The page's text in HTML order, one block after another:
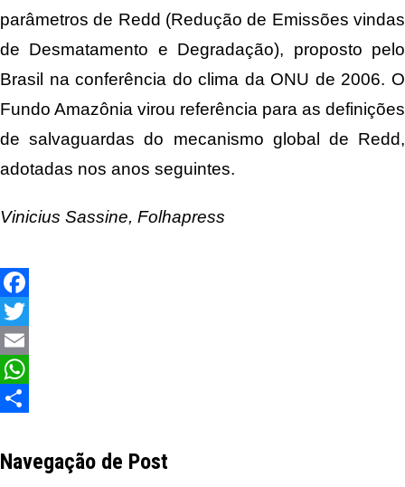
parâmetros de Redd (Redução de Emissões vindas
de Desmatamento e Degradação), proposto pelo
Brasil na conferência do clima da ONU de 2006. O
Fundo Amazônia virou referência para as definições
de salvaguardas do mecanismo global de Redd,
adotadas nos anos seguintes.
Vinicius Sassine, Folhapress
Facebook
Twitter
Email
WhatsApp
Navegação de Post